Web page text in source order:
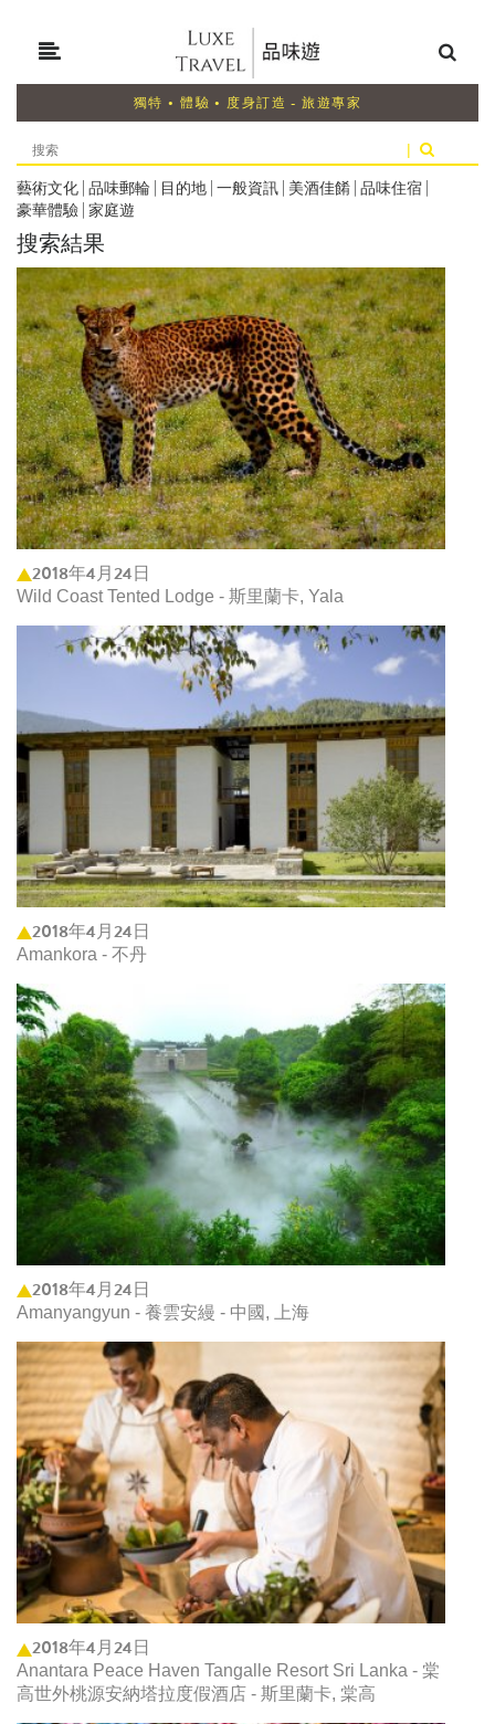
獨特 • 體驗 • 度身訂造 - 旅遊專家
|
藝術文化 | 品味郵輪 | 目的地 | 一般資訊 | 美酒佳餚 | 品味住宿 |
豪華體驗 | 家庭遊
搜索結果
2018年4月24日
Wild Coast Tented Lodge - 斯里蘭卡, Yala
2018年4月24日
Amankora - 不丹
2018年4月24日
Amanyangyun - 養雲安縵 - 中國, 上海
2018年4月24日
Anantara Peace Haven Tangalle Resort Sri Lanka - 棠
高世外桃源安納塔拉度假酒店 - 斯里蘭卡, 棠高